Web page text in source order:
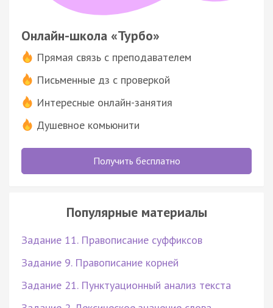
Онлайн-школа «Турбо»
Прямая связь с преподавателем
Письменные дз с проверкой
Интересные онлайн-занятия
Душевное комьюнити
Получить бесплатно
Популярные материалы
Задание 11. Правописание суффиксов
Задание 9. Правописание корней
Задание 21. Пунктуационный анализ текста